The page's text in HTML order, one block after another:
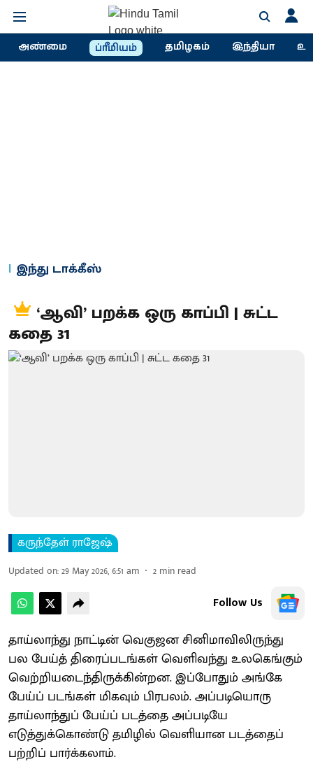
அண்மை ப்ரீமியம் தமிழகம் இந்தியா
இந்து டாக்கீஸ்
‘ஆவி’ பறக்க ஒரு காப்பி | சுட்ட
கதை 31
கருந்தேள் ராஜேஷ்
Updated on:29 May 2026, 6:51 am 2 min read
Follow Us
தாய்லாந்து நாட்டின் வெகுஜன சினிமாவிலிருந்து
பல பேய்த் திரைப்படங்கள் வெளிவந்து உலகெங்கும்
வெற்றியடைந்திருக்கின்றன. இப்போதும் அங்கே
பேய்ப் படங்கள் மிகவும் பிரபலம். அப்படியொரு
தாய்லாந்துப் பேய்ப் படத்தை அப்படியே
எடுத்துக்கொண்டு தமிழில் வெளியான படத்தைப்
பற்றிப் பார்க்கலாம்.